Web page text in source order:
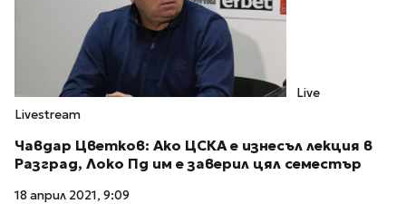
Live
Livestream
Чавдар Цветков: Ако ЦСКА е изнесъл лекция в
Разград, Локо Пд им е заверил цял семестър
18 април 2021, 9:09